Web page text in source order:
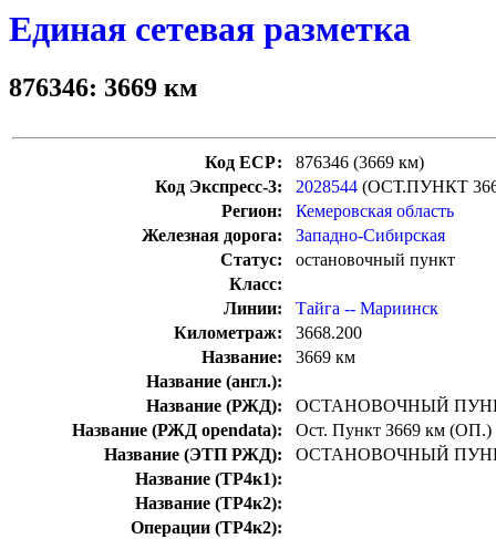
Единая сетевая разметка
876346: 3669 км
Код ЕСР:
876346 (3669 км)
Код Экспресс-3:
2028544 (ОСТ.ПУНКТ
Регион:
Кемеровская область
Железная дорога:
Западно-Сибирская
Статус:
остановочный пункт
Класс:
Линии:
Тайга -- Мариинск
Километраж:
3668.200
Название:
3669 км
Название (англ.):
Название (РЖД):
ОСТАНОВОЧНЫЙ
Название (РЖД opendata):
Ост. Пункт З669 км (ОП.)
Название (ЭТП РЖД):
ОСТАНОВОЧНЫЙ
Название (ТР4к1):
Название (ТР4к2):
Операции (ТР4к2):